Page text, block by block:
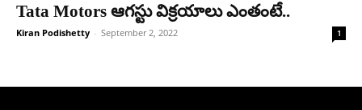
Tata Motors ఆగస్టు విక్ర‌యాలు ఎంతంటే..
Kiran Podishetty - September 2, 2022 1